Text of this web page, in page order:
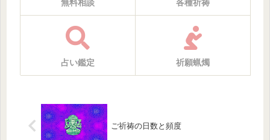
無料相談 各種祈祷
占い鑑定 祈願蝋燭
ご祈祷の日数と頻度